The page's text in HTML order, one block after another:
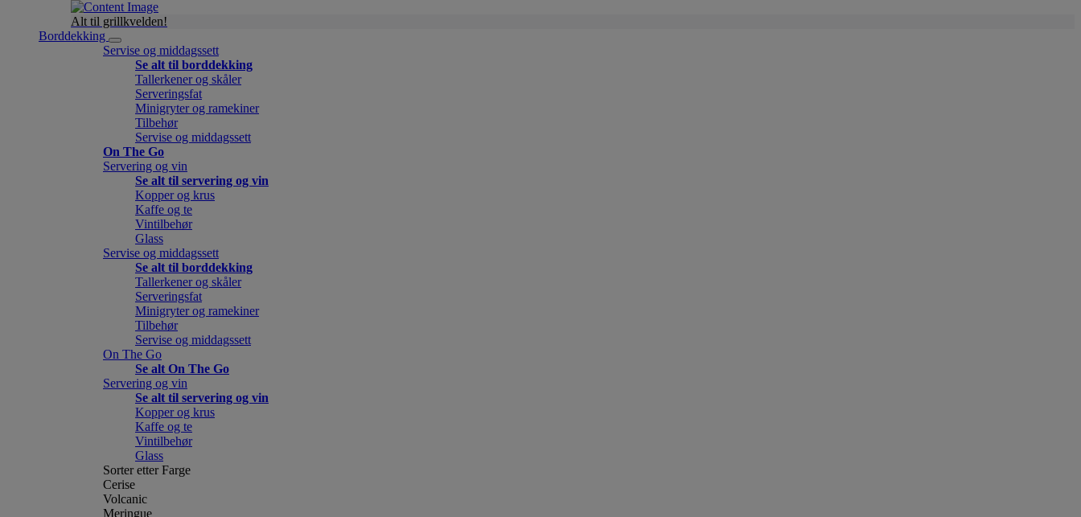
Alt til grillkvelden!
Borddekking
Servise og middagssett
Se alt til borddekking
Tallerkener og skåler
Serveringsfat
Minigryter og ramekiner
Tilbehør
Servise og middagssett
On The Go
Servering og vin
Se alt til servering og vin
Kopper og krus
Kaffe og te
Vintilbehør
Glass
Servise og middagssett
Se alt til borddekking
Tallerkener og skåler
Serveringsfat
Minigryter og ramekiner
Tilbehør
Servise og middagssett
On The Go
Se alt On The Go
Servering og vin
Se alt til servering og vin
Kopper og krus
Kaffe og te
Vintilbehør
Glass
Sorter etter Farge
Cerise
Volcanic
Meringue